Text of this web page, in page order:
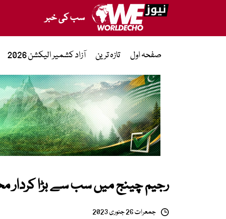
سب کی خبر
صفحہ اول تازہ ترین آزاد کشمیر الیکشن 2026
رجیم چینج میں سب سے بڑا کردار
جمعرات 26 جنوری 2023